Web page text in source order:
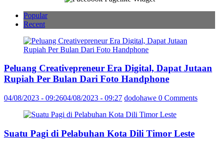
Popular
Recent
Peluang Creativepreneur Era Digital, Dapat Jutaan
Rupiah Per Bulan Dari Foto Handphone
04/08/2023 - 09:2604/08/2023 - 09:27 dodohawe 0 Comments
Suatu Pagi di Pelabuhan Kota Dili Timor Leste